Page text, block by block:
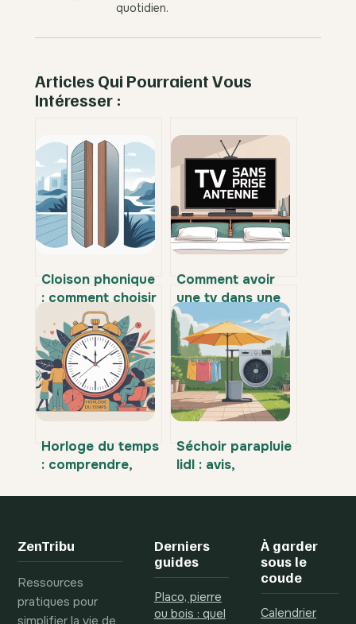
quotidien.
Articles Qui Pourraient Vous
Intéresser :
Cloison phonique
: comment choisir
et installer une
isolation vraiment
efficace
Comment avoir
une tv dans une
chambre sans
prise antenne
Horloge du temps
: comprendre,
ce repère
Séchoir parapluie
lidl : avis,
conseils pour
ZenTribu
Ressources
pratiques pour
Derniers
guides
Placo, pierre
ou bois : quel
À garder
sous le
coude
Calendrier